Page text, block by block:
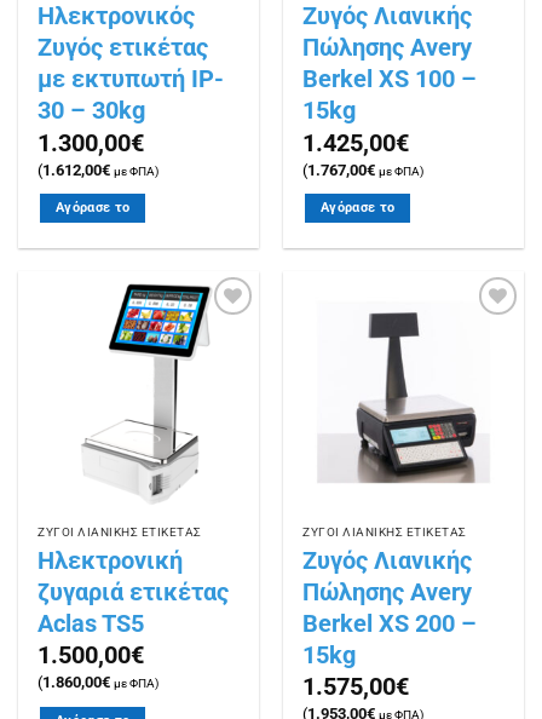
Ηλεκτρονικός
Ζυγός ετικέτας
με εκτυπωτή IP-
30 – 30kg
1.300,00€
(1.612,00€ με ΦΠΑ)
Αγόρασε το
Ζυγός Λιανικής
Πώλησης Avery
Berkel XS 100 –
15kg
1.425,00€
(1.767,00€ με ΦΠΑ)
Αγόρασε το
Πρόσθήκη
στην
επιθυμιών
ΖΥΓΟΙ ΛΙΑΝΙΚΗΣ ΕΤΙΚΕΤΑΣ
Ηλεκτρονική
ζυγαριά ετικέτας
Aclas TS5
1.500,00€
(1.860,00€ με ΦΠΑ)
ΖΥΓΟΙ ΛΙΑΝΙΚΗΣ ΕΤΙΚΕΤΑΣ
Ζυγός Λιανικής
Πώλησης Avery
Berkel XS 200 –
15kg
1.575,00€
(1.953,00€ με ΦΠΑ)